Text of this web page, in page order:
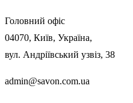
Головний офіс
04070, Київ, Україна,
вул. Андріївський узвіз, 38
admin@savon.com.ua